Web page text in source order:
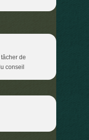
de
conseil